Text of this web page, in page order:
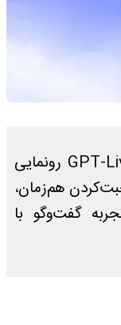
OpenAI از مدل صوتی جدید GPT-Live-1 رونمایی
هم‌زمان،
گفت‌وگو با